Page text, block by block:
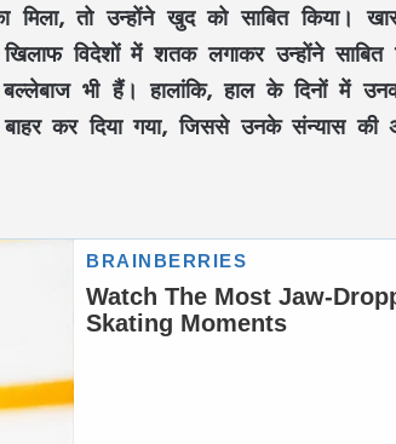
तो उन्होंने खुद को साबित किया।
विदेशों में शतक लगाकर उन्होंने साबित
भी हैं। हालांकि, हाल के दिनों में
कर दिया गया, जिससे उनके संन्यास